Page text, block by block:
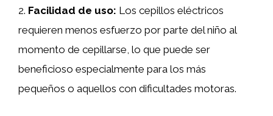
2. Facilidad de uso: Los cepillos eléctricos
requieren menos esfuerzo por parte del niño al
momento de cepillarse, lo que puede ser
beneficioso especialmente para los más
pequeños o aquellos con dificultades motoras.